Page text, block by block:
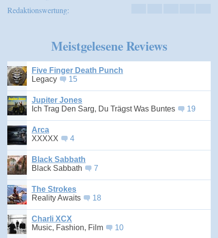
Redaktionswertung:
Meistgelesene Reviews
Five Finger Death Punch
Legacy
15
Jupiter Jones
Ich Trag Den Sarg, Du Trägst Was Buntes
19
Arca
XXXXX
4
Black Sabbath
Black Sabbath
7
The Strokes
Reality Awaits
18
Charli XCX
Music, Fashion, Film
10